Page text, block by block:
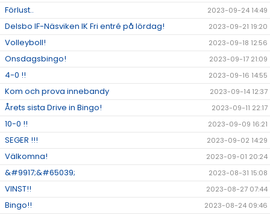
Förlust.. 2023-09-24 14:49
Delsbo IF-Näsviken IK Fri entré på lördag! 2023-09-21 19:20
Volleyboll! 2023-09-18 12:56
Onsdagsbingo! 2023-09-17 21:09
4-0 !! 2023-09-16 14:55
Kom och prova innebandy 2023-09-14 12:37
Årets sista Drive in Bingo! 2023-09-11 22:17
10-0 !! 2023-09-09 16:21
SEGER !!! 2023-09-02 14:29
Välkomna! 2023-09-01 20:24
&#9917;&#65039; 2023-08-31 15:08
VINST!! 2023-08-27 07:44
Bingo!! 2023-08-24 09:46